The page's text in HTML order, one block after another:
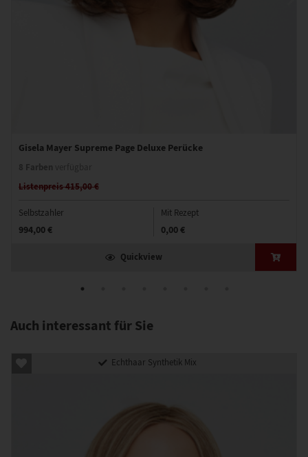
Gisela Mayer Supreme Page Deluxe Perücke
Listenpreis 415,00 €
Selbstzahler
994,00 €
Mit Rezept
0,00 €
Quickview
Auch interessant für Sie
Echthaar Synthetik Mix